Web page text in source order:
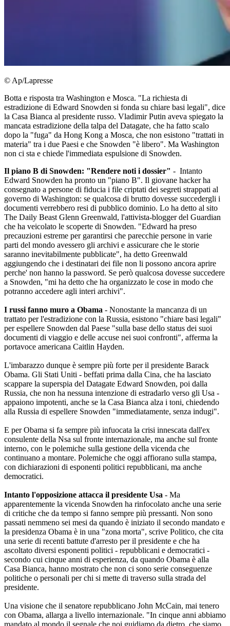
© Ap/Lapresse
Botta e risposta tra Washington e Mosca. "La richiesta di
estradizione di Edward Snowden si fonda su chiare basi legali", dice
la Casa Bianca al presidente russo. Vladimir Putin aveva spiegato la
mancata estradizione della talpa del Datagate, che ha fatto scalo
dopo la "fuga" da Hong Kong a Mosca, che non esistono "trattati in
materia" tra i due Paesi e che Snowden "è libero". Ma Washington
non ci sta e chiede l'immediata espulsione di Snowden.
Il piano B di Snowden: "Rendere noti i dossier" - Intanto
Edward Snowden ha pronto un "piano B". Il giovane hacker ha
consegnato a persone di fiducia i file criptati dei segreti strappati al
governo di Washington: se qualcosa di brutto dovesse succedergli i
documenti verrebbero resi di pubblico dominio. Lo ha detto al sito
The Daily Beast Glenn Greenwald, l'attivista-blogger del Guardian
che ha veicolato le scoperte di Snowden. "Edward ha preso
precauzioni estreme per garantirsi che parecchie persone in varie
parti del mondo avessero gli archivi e assicurare che le storie
saranno inevitabilmente pubblicate", ha detto Greenwald
aggiungendo che i destinatari dei file non li possono ancora aprire
perche' non hanno la password. Se però qualcosa dovesse succedere
a Snowden, "mi ha detto che ha organizzato le cose in modo che
potranno accedere agli interi archivi".
I russi fanno muro a Obama - Nonostante la mancanza di un
trattato per l'estradizione con la Russia, esistono "chiare basi legali"
per espellere Snowden dal Paese "sulla base dello status dei suoi
documenti di viaggio e delle accuse nei suoi confronti", afferma la
portavoce americana Caitlin Hayden.
L'imbarazzo dunque è sempre più forte per il presidente Barack
Obama. Gli Stati Uniti - beffati prima dalla Cina, che ha lasciato
scappare la superspia del Datagate Edward Snowden, poi dalla
Russia, che non ha nessuna intenzione di estradarlo verso gli Usa -
appaiono impotenti, anche se la Casa Bianca alza i toni, chiedendo
alla Russia di espellere Snowden "immediatamente, senza indugi".
E per Obama si fa sempre più infuocata la crisi innescata dall'ex
consulente della Nsa sul fronte internazionale, ma anche sul fronte
interno, con le polemiche sulla gestione della vicenda che
continuano a montare. Polemiche che oggi affiorano sulla stampa,
con dichiarazioni di esponenti politici repubblicani, ma anche
democratici.
Intanto l'opposizione attacca il presidente Usa - Ma
apparentemente la vicenda Snowden ha rinfocolato anche una serie
di critiche che da tempo si fanno sempre più pressanti. Non sono
passati nemmeno sei mesi da quando è iniziato il secondo mandato e
la presidenza Obama è in una "zona morta", scrive Politico, che cita
una serie di recenti battute d'arresto per il presidente e che ha
ascoltato diversi esponenti politici - repubblicani e democratici -
secondo cui cinque anni di esperienza, da quando Obama è alla
Casa Bianca, hanno mostrato che non ci sono serie conseguenze
politiche o personali per chi si mette di traverso sulla strada del
presidente.
Una visione che il senatore repubblicano John McCain, mai tenero
con Obama, allarga a livello internazionale. "In cinque anni abbiamo